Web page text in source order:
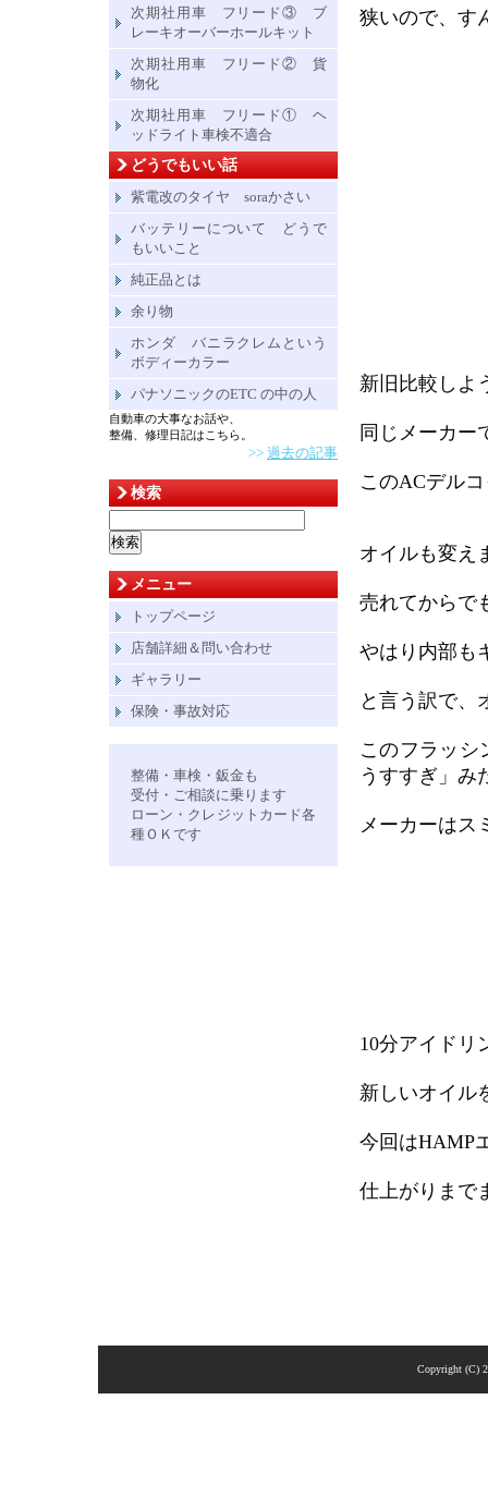
狭いので、す
新旧比較しよ
同じメーカー
このACデル
オイルも変え
売れてからで
やはり内部も
と言う訳で、
このフラッシ
うすすぎ」み
メーカーはス
10分アイドリ
新しいオイル
今回はHAMP
仕上がりまで
次期社用車 フリード③ ブ
レーキオーバーホールキット
次期社用車 フリード② 貨
物化
次期社用車 フリード① ヘ
ッドライト車検不適合
どうでもいい話
紫電改のタイヤ soraかさい
バッテリーについて どうで
もいいこと
純正品とは
余り物
ホンダ バニラクレムという
ボディーカラー
パナソニックのETC の中の人
自動車の大事なお話や、
整備、修理日記はこちら。
>> 過去の記事
検索
索:
メニュー
トップページ
店舗詳細＆問い合わせ
ギャラリー
保険・事故対応
整備・車検・鈑金も
受付・ご相談に乗ります
ローン・クレジットカード各
種ＯＫです
Copyright (C)